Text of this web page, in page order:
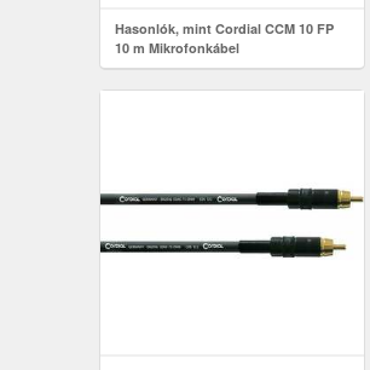
Hasonlók, mint Cordial CCM 10 FP
10 m Mikrofonkábel